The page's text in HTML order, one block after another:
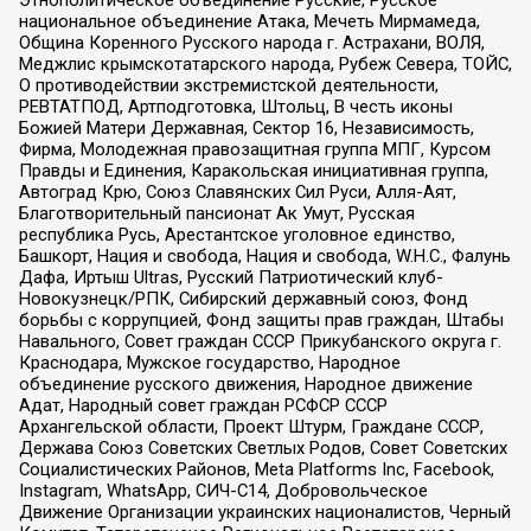
национальное объединение Атака, Мечеть Мирмамеда,
Община Коренного Русского народа г. Астрахани, ВОЛЯ,
Меджлис крымскотатарского народа, Рубеж Севера, ТОЙС,
О противодействии экстремистской деятельности,
РЕВТАТПОД, Артподготовка, Штольц, В честь иконы
Божией Матери Державная, Сектор 16, Независимость,
Фирма, Молодежная правозащитная группа МПГ, Курсом
Правды и Единения, Каракольская инициативная группа,
Автоград Крю, Союз Славянских Сил Руси, Алля-Аят,
Благотворительный пансионат Ак Умут, Русская
республика Русь, Арестантское уголовное единство,
Башкорт, Нация и свобода, Нация и свобода, W.H.С., Фалунь
Дафа, Иртыш Ultras, Русский Патриотический клуб-
Новокузнецк/РПК, Сибирский державный союз, Фонд
борьбы с коррупцией, Фонд защиты прав граждан, Штабы
Навального, Совет граждан СССР Прикубанского округа г.
Краснодара, Мужское государство, Народное
объединение русского движения, Народное движение
Адат, Народный совет граждан РСФСР СССР
Архангельской области, Проект Штурм, Граждане СССР,
Держава Союз Советских Светлых Родов, Совет Советских
Социалистических Районов, Meta Platforms Inc, Facebook,
Instagram, WhatsApp, СИЧ-С14, Добровольческое
Движение Организации украинских националистов, Черный